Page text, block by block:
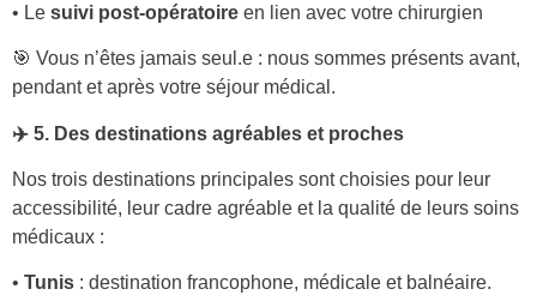
• Le suivi post-opératoire en lien avec votre chirurgien
🎯 Vous n’êtes jamais seul.e : nous sommes présents avant,
pendant et après votre séjour médical.
✈️ 5. Des destinations agréables et proches
Nos trois destinations principales sont choisies pour leur
accessibilité, leur cadre agréable et la qualité de leurs soins
médicaux :
• Tunis : destination francophone, médicale et balnéaire.